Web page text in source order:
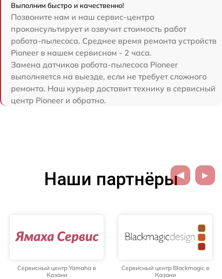
Выполним быстро и качественно!
Позвоните нам и наш сервис-центра
проконсультирует и озвучит стоимость работ
робота-пылесоса. Среднее время ремонта устройств
Pioneer в нашем сервисном - 2 часа.
Замена датчиков робота-пылесоса Pioneer
выполняется на выезде, если не требует сложного
ремонта. Наш курьер доставит технику в сервисный
центр Pioneer и обратно.
Наши партнёры
Сервисный центр Yamaha в
Казани
Сервисный центр Blackmagic в
Казани